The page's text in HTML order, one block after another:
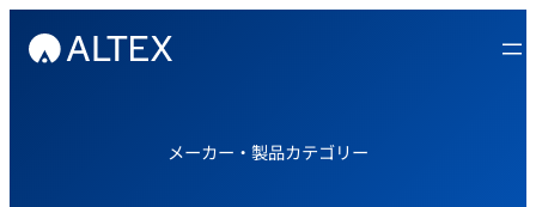
メーカー・製品カテゴリー